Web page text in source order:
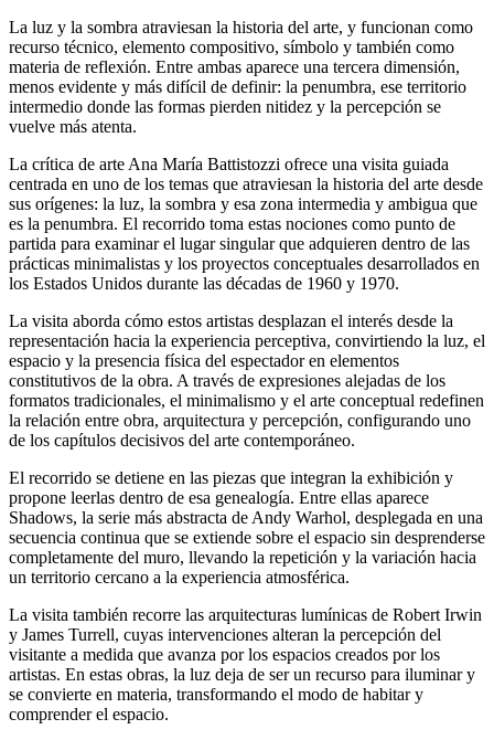
La luz y la sombra atraviesan la historia del arte, y funcionan como
recurso técnico, elemento compositivo, símbolo y también como
materia de reflexión. Entre ambas aparece una tercera dimensión,
menos evidente y más difícil de definir: la penumbra, ese territorio
intermedio donde las formas pierden nitidez y la percepción se
vuelve más atenta.
La crítica de arte Ana María Battistozzi ofrece una visita guiada
centrada en uno de los temas que atraviesan la historia del arte desde
sus orígenes: la luz, la sombra y esa zona intermedia y ambigua que
es la penumbra. El recorrido toma estas nociones como punto de
partida para examinar el lugar singular que adquieren dentro de las
prácticas minimalistas y los proyectos conceptuales desarrollados en
los Estados Unidos durante las décadas de 1960 y 1970.
La visita aborda cómo estos artistas desplazan el interés desde la
representación hacia la experiencia perceptiva, convirtiendo la luz, el
espacio y la presencia física del espectador en elementos
constitutivos de la obra. A través de expresiones alejadas de los
formatos tradicionales, el minimalismo y el arte conceptual redefinen
la relación entre obra, arquitectura y percepción, configurando uno
de los capítulos decisivos del arte contemporáneo.
El recorrido se detiene en las piezas que integran la exhibición y
propone leerlas dentro de esa genealogía. Entre ellas aparece
Shadows, la serie más abstracta de Andy Warhol, desplegada en una
secuencia continua que se extiende sobre el espacio sin desprenderse
completamente del muro, llevando la repetición y la variación hacia
un territorio cercano a la experiencia atmosférica.
La visita también recorre las arquitecturas lumínicas de Robert Irwin
y James Turrell, cuyas intervenciones alteran la percepción del
visitante a medida que avanza por los espacios creados por los
artistas. En estas obras, la luz deja de ser un recurso para iluminar y
se convierte en materia, transformando el modo de habitar y
comprender el espacio.